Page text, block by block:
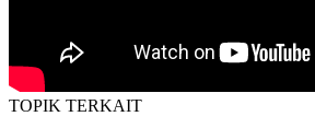
TOPIK TERKAIT